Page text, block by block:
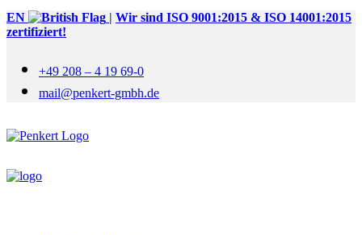
EN | Wir sind ISO 9001:2015 & ISO 14001:2015
zertifiziert!
+49 208 – 4 19 69-0
mail@penkert-gmbh.de